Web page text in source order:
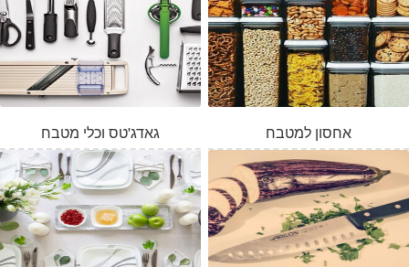
גאדג'טס וכלי מטבח אחסון למטבח